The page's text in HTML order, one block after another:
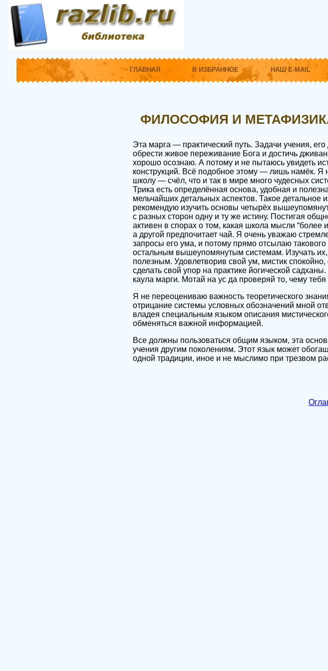
ГЛАВНАЯ В ИЗБРАННОЕ НАШ E-MAIL
ФИЛОСОФИЯ И
Эта марга — практический путь. Задачи учения,
обрести живое переживание Бога и достичь
хорошо осознаю. А потому и не пытаюсь увидеть
конструкций. Всё подобное этому — лишь намёк.
школу — счёл, что и так в мире много чудесных
Трика есть определённая основа, удобная и
мельчайших детальных аспектов. Такое детальное
рекомендую изучить основы четырёх
с разных сторон одну и ту же истину. Постигая
активен в спорах о том, какая школа мысли
а другой предпочитает чай. Я очень уважаю
запросы его ума, и потому прямо отсылаю
остальным вышеупомянутым системам. Изучать
полезным. Удовлетворив свой ум, мистик
сделать свой упор на практике йогической
каула марги. Мотай на ус да проверяй то, чему
Я не переоцениваю важность теоретического
отрицание системы условных обозначений мной
владея специальным языком описания
обменяться важной информацией.
Все должны пользоваться общим языком, эта
учения другим поколениям. Этот язык может
одной традиции, иное и не мыслимо при трезвом